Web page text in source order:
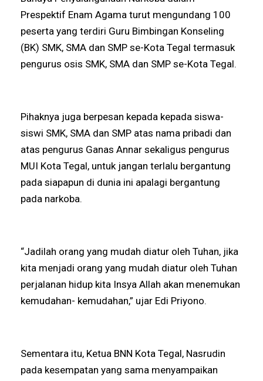
Prespektif Enam Agama turut mengundang 100
peserta yang terdiri Guru Bimbingan Konseling
(BK) SMK, SMA dan SMP se-Kota Tegal termasuk
pengurus osis SMK, SMA dan SMP se-Kota Tegal.
Pihaknya juga berpesan kepada kepada siswa-
siswi SMK, SMA dan SMP atas nama pribadi dan
atas pengurus Ganas Annar sekaligus pengurus
MUI Kota Tegal, untuk jangan terlalu bergantung
pada siapapun di dunia ini apalagi bergantung
pada narkoba.
“Jadilah orang yang mudah diatur oleh Tuhan, jika
kita menjadi orang yang mudah diatur oleh Tuhan
perjalanan hidup kita Insya Allah akan menemukan
kemudahan- kemudahan,” ujar Edi Priyono.
Sementara itu, Ketua BNN Kota Tegal, Nasrudin
pada kesempatan yang sama menyampaikan